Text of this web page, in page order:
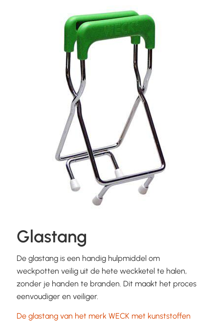
Glastang
De glastang is een handig hulpmiddel om
weckpotten veilig uit de hete weckketel te halen,
zonder je handen te branden. Dit maakt het proces
eenvoudiger en veiliger.
De glastang van het merk WECK met kunststoffen